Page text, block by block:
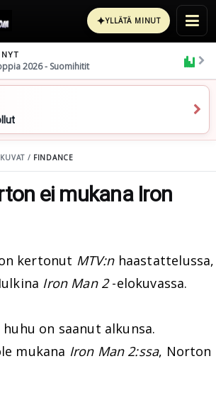
✦YLLÄTÄ MINUT
2026 - Suomihitit
/ FINDANCE
ei mukana Iron
kertonut MTV:nhaastattelussa,
Iron Man 2-elokuvassa.
on saanut alkunsa.
mukana Iron Man 2:ssa, Norton